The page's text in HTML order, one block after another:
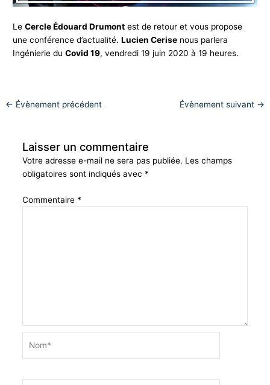
LeCercle Édouard Drumont est de retour et vous propose
une conférence d’actualité.Lucien Cerise nous parlera
Ingénierie duCovid 19, vendredi 19 juin 2020 à 19 heures.
← Évènement précédent Évènement suivant →
Laisser un commentaire
Votre adresse e-mail ne sera pas publiée. Les champs
obligatoires sont indiqués avec *
Commentaire *